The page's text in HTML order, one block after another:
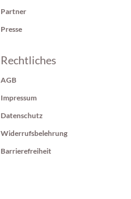
Partner
Presse
Rechtliches
AGB
Impressum
Datenschutz
Widerrufsbelehrung
Barrierefreiheit